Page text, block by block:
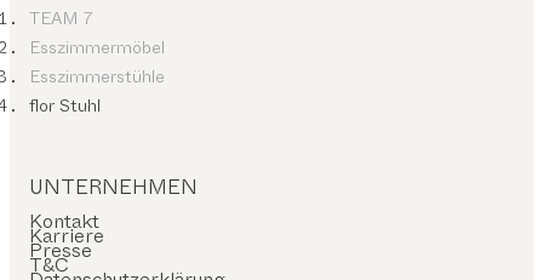
TEAM 7
Esszimmermöbel
Esszimmerstühle
flor Stuhl
UNTERNEHMEN
Kontakt
Karriere
Presse
T&C